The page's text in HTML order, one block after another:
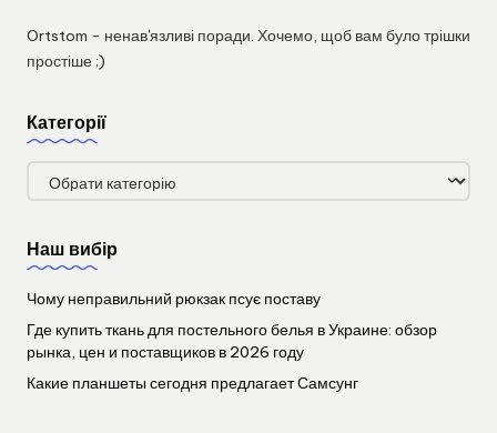
Ortstom - ненав'язливі поради. Хочемо, щоб вам було трішки
простіше ;)
Категорії
Категорії
Наш вибір
Чому неправильний рюкзак псує поставу
Где купить ткань для постельного белья в Украине: обзор
рынка, цен и поставщиков в 2026 году
Какие планшеты сегодня предлагает Самсунг